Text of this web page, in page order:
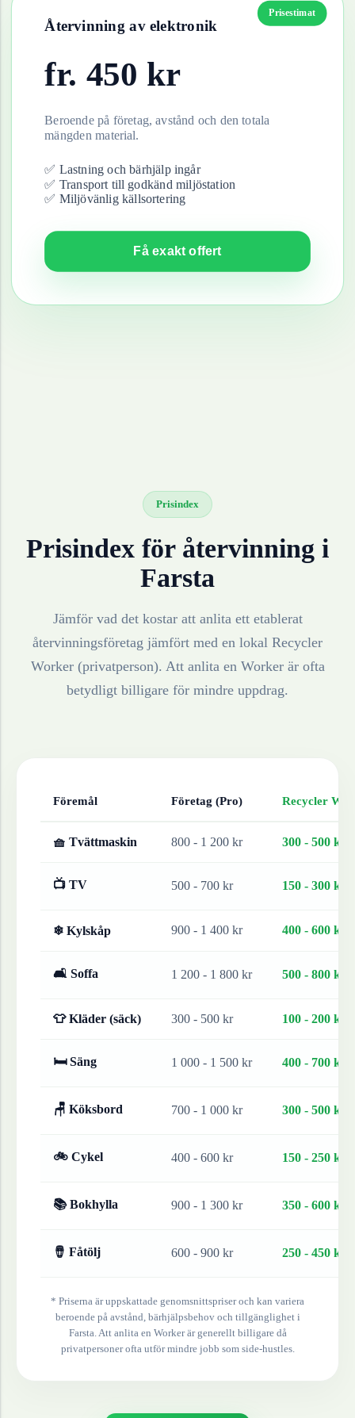
Prisestimat
Återvinning av elektronik
fr. 450 kr
Beroende på företag, avstånd och den totala
mängden material.
✅ Lastning och bärhjälp ingår
✅ Transport till godkänd miljöstation
✅ Miljövänlig källsortering
Få exakt offert
Prisindex
Prisindex för återvinning i
Farsta
Jämför vad det kostar att anlita ett etablerat
återvinningsföretag jämfört med en lokal Recycler
Worker (privatperson). Att anlita en Worker är ofta
betydligt billigare för mindre uppdrag.
Föremål Företag (Pro) Recycler
🧺 Tvättmaskin 800 - 1 200 kr 300 - 500 kr
📺 TV 500 - 700 kr 150 - 300 kr
❄ Kylskåp 900 - 1 400 kr 400 - 600 kr
🛋 Soffa 1 200 - 1 800 kr 500 - 800 kr
👕 Kläder (säck) 300 - 500 kr 100 - 200 kr
🛏 Säng 1 000 - 1 500 kr 400 - 700 kr
🪑 Köksbord 700 - 1 000 kr 300 - 500 kr
🚲 Cykel 400 - 600 kr 150 - 250 kr
📚 Bokhylla 900 - 1 300 kr 350 - 600 kr
🪘 Fåtölj 600 - 900 kr 250 - 450 kr
* Priserna är uppskattade genomsnittspriser och kan variera
beroende på avstånd, bärhjälpsbehov och tillgänglighet i
Farsta. Att anlita en Worker är generellt billigare då
privatpersoner ofta utför mindre jobb som side-hustles.